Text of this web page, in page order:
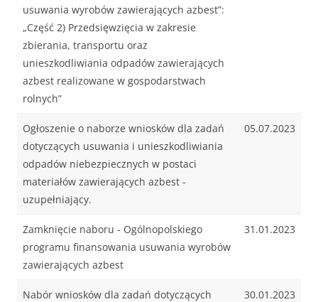
usuwania wyrobów zawierających azbest”:
„Część 2) Przedsięwzięcia w zakresie
zbierania, transportu oraz
unieszkodliwiania odpadów zawierających
azbest realizowane w gospodarstwach
rolnych”
Ogłoszenie o naborze wniosków dla zadań
dotyczących usuwania i unieszkodliwiania
odpadów niebezpiecznych w postaci
materiałów zawierających azbest -
uzupełniający.
05.07.2023
Zamknięcie naboru - Ogólnopolskiego
programu finansowania usuwania wyrobów
zawierających azbest
31.01.2023
Nabór wniosków dla zadań dotyczących
30.01.2023